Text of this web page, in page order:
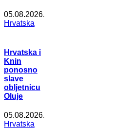
05.08.2026.
Hrvatska
Hrvatska i
Knin
ponosno
slave
obljetnicu
Oluje
05.08.2026.
Hrvatska